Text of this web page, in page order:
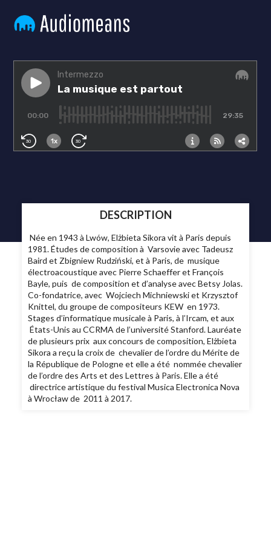
DESCRIPTION
Née en 1943 à Lwów, Elżbieta Sikora vit à Paris depuis
1981. Études de composition à Varsovie avec Tadeusz
Baird et Zbigniew Rudziński, et à Paris, de musique
électroacoustique avec Pierre Schaeffer et François
Bayle, puis de composition et d’analyse avec Betsy Jolas.
Co-fondatrice, avec Wojciech Michniewski et Krzysztof
Knittel, du groupe de compositeurs KEW en 1973.
Stages d’informatique musicale à Paris, à l’Ircam, et aux
États-Unis au CCRMA de l’université Stanford. Lauréate
de plusieurs prix aux concours de composition, Elżbieta
Sikora a reçu la croix de chevalier de l’ordre du Mérite de
la République de Pologne et elle a été nommée chevalier
de l’ordre des Arts et des Lettres à Paris. Elle a été
directrice artistique du festival Musica Electronica Nova
à Wrocław de 2011 à 2017.